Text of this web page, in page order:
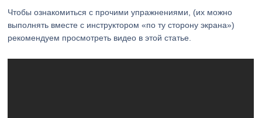
Чтобы ознакомиться с прочими упражнениями, (их можно
выполнять вместе с инструктором «по ту сторону экрана»)
рекомендуем просмотреть видео в этой статье.